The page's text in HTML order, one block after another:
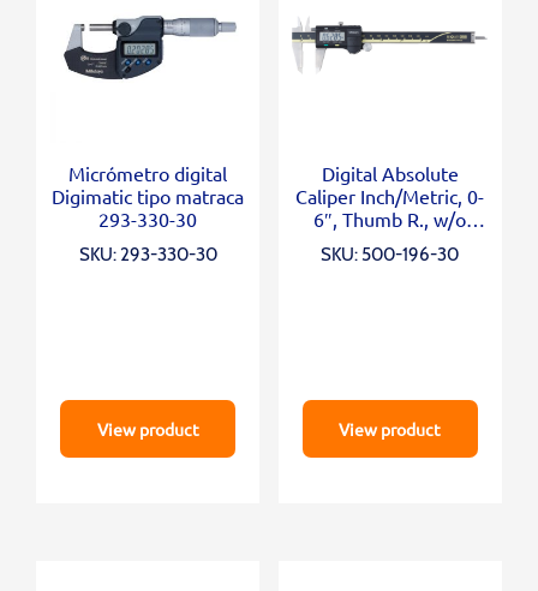
Micrómetro digital
Digimatic tipo matraca
293-330-30
SKU: 293-330-30
View product
Digital Absolute
Caliper Inch/Metric, 0-
6″, Thumb R., w/o
Output
SKU: 500-196-30
View product